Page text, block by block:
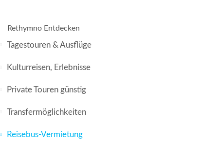
Rethymno Entdecken
Tagestouren & Ausflüge
Kulturreisen, Erlebnisse
Private Touren günstig
Transfermöglichkeiten
Reisebus-Vermietung